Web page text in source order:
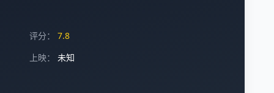
评分：
7.8
上映：
未知